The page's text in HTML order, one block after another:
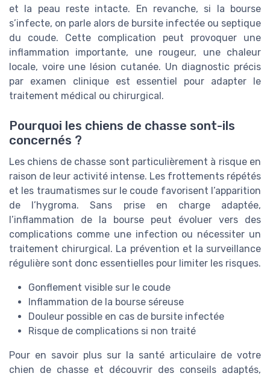
et la peau reste intacte. En revanche, si la bourse
s’infecte, on parle alors de bursite infectée ou septique
du coude. Cette complication peut provoquer une
inflammation importante, une rougeur, une chaleur
locale, voire une lésion cutanée. Un diagnostic précis
par examen clinique est essentiel pour adapter le
traitement médical ou chirurgical.
Pourquoi les chiens de chasse sont-ils
concernés ?
Les chiens de chasse sont particulièrement à risque en
raison de leur activité intense. Les frottements répétés
et les traumatismes sur le coude favorisent l’apparition
de l’hygroma. Sans prise en charge adaptée,
l’inflammation de la bourse peut évoluer vers des
complications comme une infection ou nécessiter un
traitement chirurgical. La prévention et la surveillance
régulière sont donc essentielles pour limiter les risques.
Gonflement visible sur le coude
Inflammation de la bourse séreuse
Douleur possible en cas de bursite infectée
Risque de complications si non traité
Pour en savoir plus sur la santé articulaire de votre
chien de chasse et découvrir des conseils adaptés,